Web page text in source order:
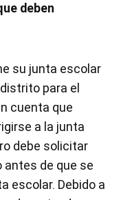
deben
su junta escolar
para el
cuenta que
a la junta
debe solicitar
antes de que se
escolar. Debido a